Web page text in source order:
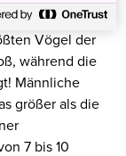
Vögel der
während die
Männliche
größer als die
7 bis 10